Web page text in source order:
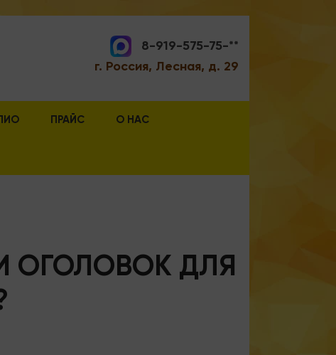
8-919-575-75-**
г. Россия, Лесная, д. 29
ПРАЙС О НАС
ОГОЛОВОК ДЛЯ